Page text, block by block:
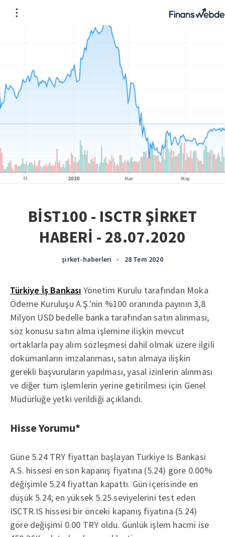
BİST100 - ISCTR ŞİRKET
HABERİ - 28.07.2020
şirket-haberleri • 28 Tem 2020
Türkiye İş Bankası Yönetim Kurulu tarafından Moka
Ödeme Kuruluşu A.Ş.'nin %100 oranında payının 3,8
Milyon USD bedelle banka tarafından satın alınması,
söz konusu satın alma işlemine ilişkin mevcut
ortaklarla pay alım sözleşmesi dahil olmak üzere ilgili
dokümanların imzalanması, satın almaya ilişkin
gerekli başvuruların yapılması, yasal izinlerin alınması
ve diğer tüm işlemlerin yerine getirilmesi için Genel
Müdürlüğe yetki verildiği açıklandı.
Hisse Yorumu*
Güne 5.24 TRY fiyattan başlayan Turkiye Is Bankasi
A.S. hissesi en son kapanış fiyatına (5.24) göre 0.00%
değişimle 5.24 fiyattan kapattı. Gün içerisinde en
düşük 5.24; en yüksek 5.25 seviyelerini test eden
ISCTR.IS hissesi bir önceki kapanış fiyatına (5.24)
göre değişimi 0.00 TRY oldu. Günlük işlem hacmi ise